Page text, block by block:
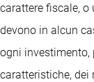
carattere fiscale,
devono in alcun
ogni investimento,
caratteristiche, dei